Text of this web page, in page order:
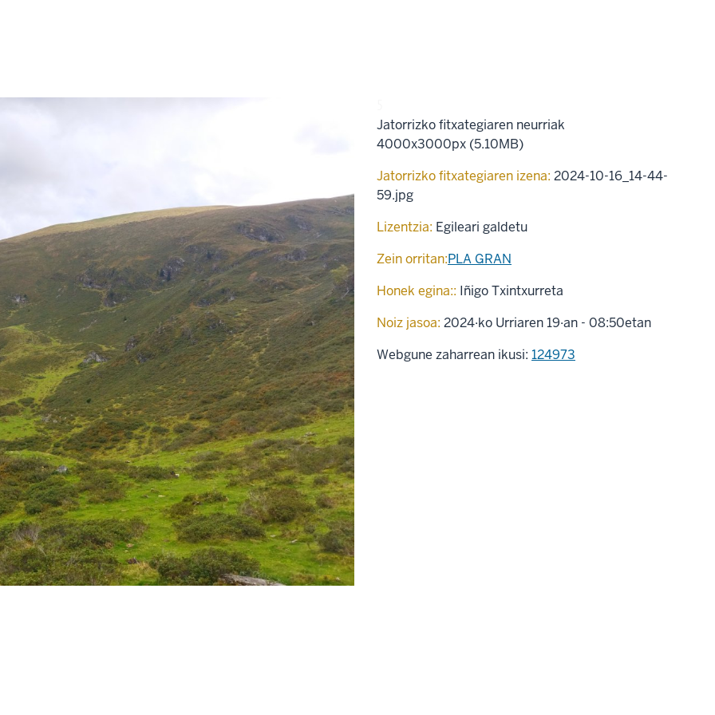
Jatorrizko fitxategiaren neurriak
4000x3000px (5.10MB)
Jatorrizko fitxategiaren izena: 2024-10-16_14-44-
59.jpg
Lizentzia: Egileari galdetu
Zein orritan:PLA GRAN
Honek egina:: Iñigo Txintxurreta
Noiz jasoa: 2024·ko Urriaren 19·an - 08:50etan
Webgune zaharrean ikusi: 124973